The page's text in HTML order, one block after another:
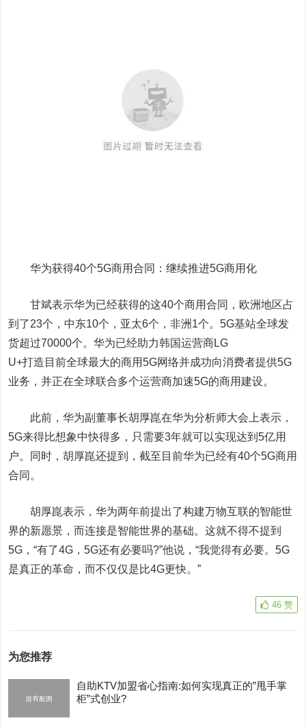
华为获得40个5G商用合同：继续推进5G商用化
甘斌表示华为已经获得的这40个商用合同，欧洲地区占
到了23个，中东10个，亚太6个，非洲1个。5G基站全球发
货超过70000个。华为已经助力韩国运营商LG
U+打造目前全球最大的商用5G网络并成功向消费者提供5G
业务，并正在全球联合多个运营商加速5G的商用建设。
此前，华为副董事长胡厚崑在华为分析师大会上表示，
5G来得比想象中快得多，只需要3年就可以实现达到5亿用
户。同时，胡厚崑还提到，截至目前华为已经有40个5G商用
合同。
胡厚崑表示，华为两年前提出了构建万物互联的智能世
界的新愿景，而连接是智能世界的基础。这就不得不提到
5G，“有了4G，5G还有必要吗?”他说，“我觉得有必要。5G
是真正的革命，而不仅仅是比4G更快。”
46 赞
为您推荐
自助KTV加盟省心指南:如何实现真正的”甩手掌
柜”式创业?